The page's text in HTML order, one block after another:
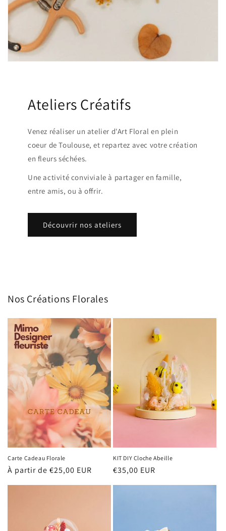
Ateliers Créatifs
Venez réaliser un atelier d'Art Floral en plein
coeur de Toulouse, et repartez avec votre création
en fleurs séchées.
Une activité conviviale à partager en famille,
entre amis, ou à offrir.
Découvrir nos ateliers
Nos Créations Florales
Carte Cadeau Florale
Prix
habituel
À partir de €25,00 EUR
KIT DIY Cloche Abeille
Prix
habituel
€35,00 EUR